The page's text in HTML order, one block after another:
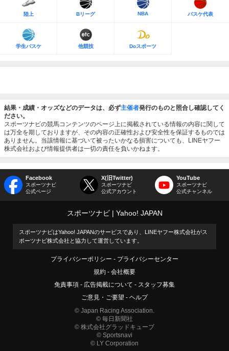
陸上 Bリーグ NBA バスケ代表
学生バスケ 他競技 Doスポーツ
結果・成績・オッズなどのデータは、必ず主催者発行のものと照合し確認してく
ださい。
スポーツナビの競馬コンテンツのページ上に掲載されている情報の内容に関して
は万全を期しておりますが、その内容の正確性および安全性を保証するものでは
ありません。当該情報に基づいて被ったいかなる損害についても、LINEヤフー
株式会社および情報提供者は一切の責任を負いかねます。
Facebook
スポーツナビ
公式ページ
X(旧Twitter)
スポーツナビ
公式アカウント
YouTube
スポーツナビ
公式チャンネル
スポーツナビ Yahoo! JAPAN
スポーツナビはYahoo! JAPANのサービスであり、LINEヤフー株式会社がス
ポーツナビ株式会社と協力して運営しています。
プライバシーポリシー
プライバシーセンター
規約
会社概要
免責事項
広告掲載について
スタッフ募集
ご意見・ご要望
ヘルプ
© Japan Racing Association.
© 毎日新聞社
© 株式会社グラッドキューブ
© Sportsnavi
© LY Corporation